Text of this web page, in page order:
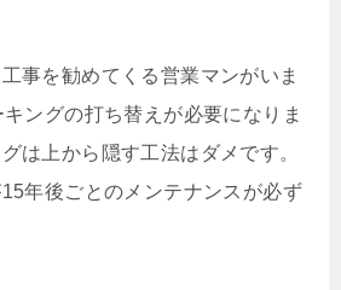
事を勧めてくる営業マンがいま
ングの打ち替えが必要になりま
は上から隠す工法はダメです。
年後ごとのメンテナンスが必ず